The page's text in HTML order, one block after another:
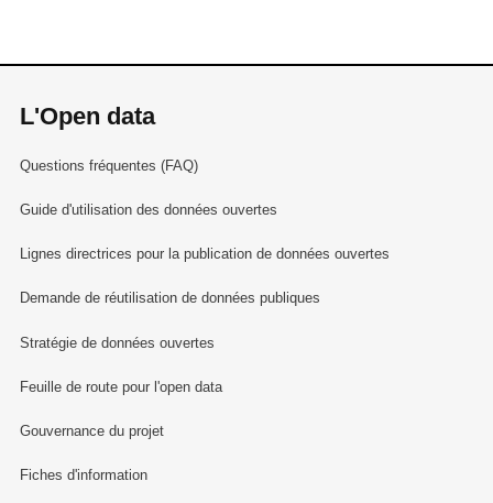
L'Open data
Questions fréquentes (FAQ)
Guide d'utilisation des données ouvertes
Lignes directrices pour la publication de données ouvertes
Demande de réutilisation de données publiques
Stratégie de données ouvertes
Feuille de route pour l'open data
Gouvernance du projet
Fiches d'information